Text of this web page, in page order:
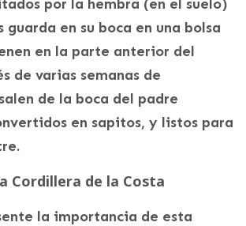
por la hembra (en el suelo)
guarda en su boca en una bolsa
en la parte anterior del
de varias semanas de
de la boca del padre
en sapitos, y listos para
Cordillera de la Costa
la importancia de esta